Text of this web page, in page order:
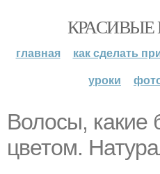
КРАСИВЫЕ
главная как сделать
уроки
Волосы, какие
цветом.